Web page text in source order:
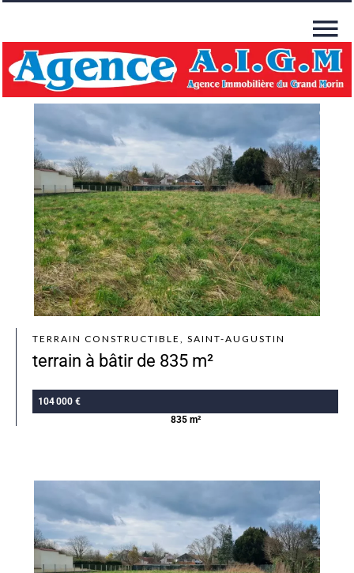
TERRAIN CONSTRUCTIBLE, SAINT-AUGUSTIN
terrain à bâtir de 835 m²
104 000 €
835 m²